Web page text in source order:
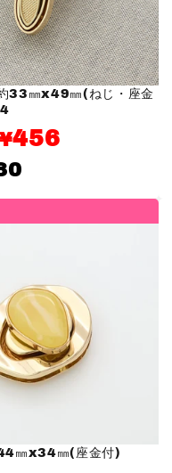
33㎜x49㎜(ねじ・座金
¥456
㎜x34㎜(座金付)